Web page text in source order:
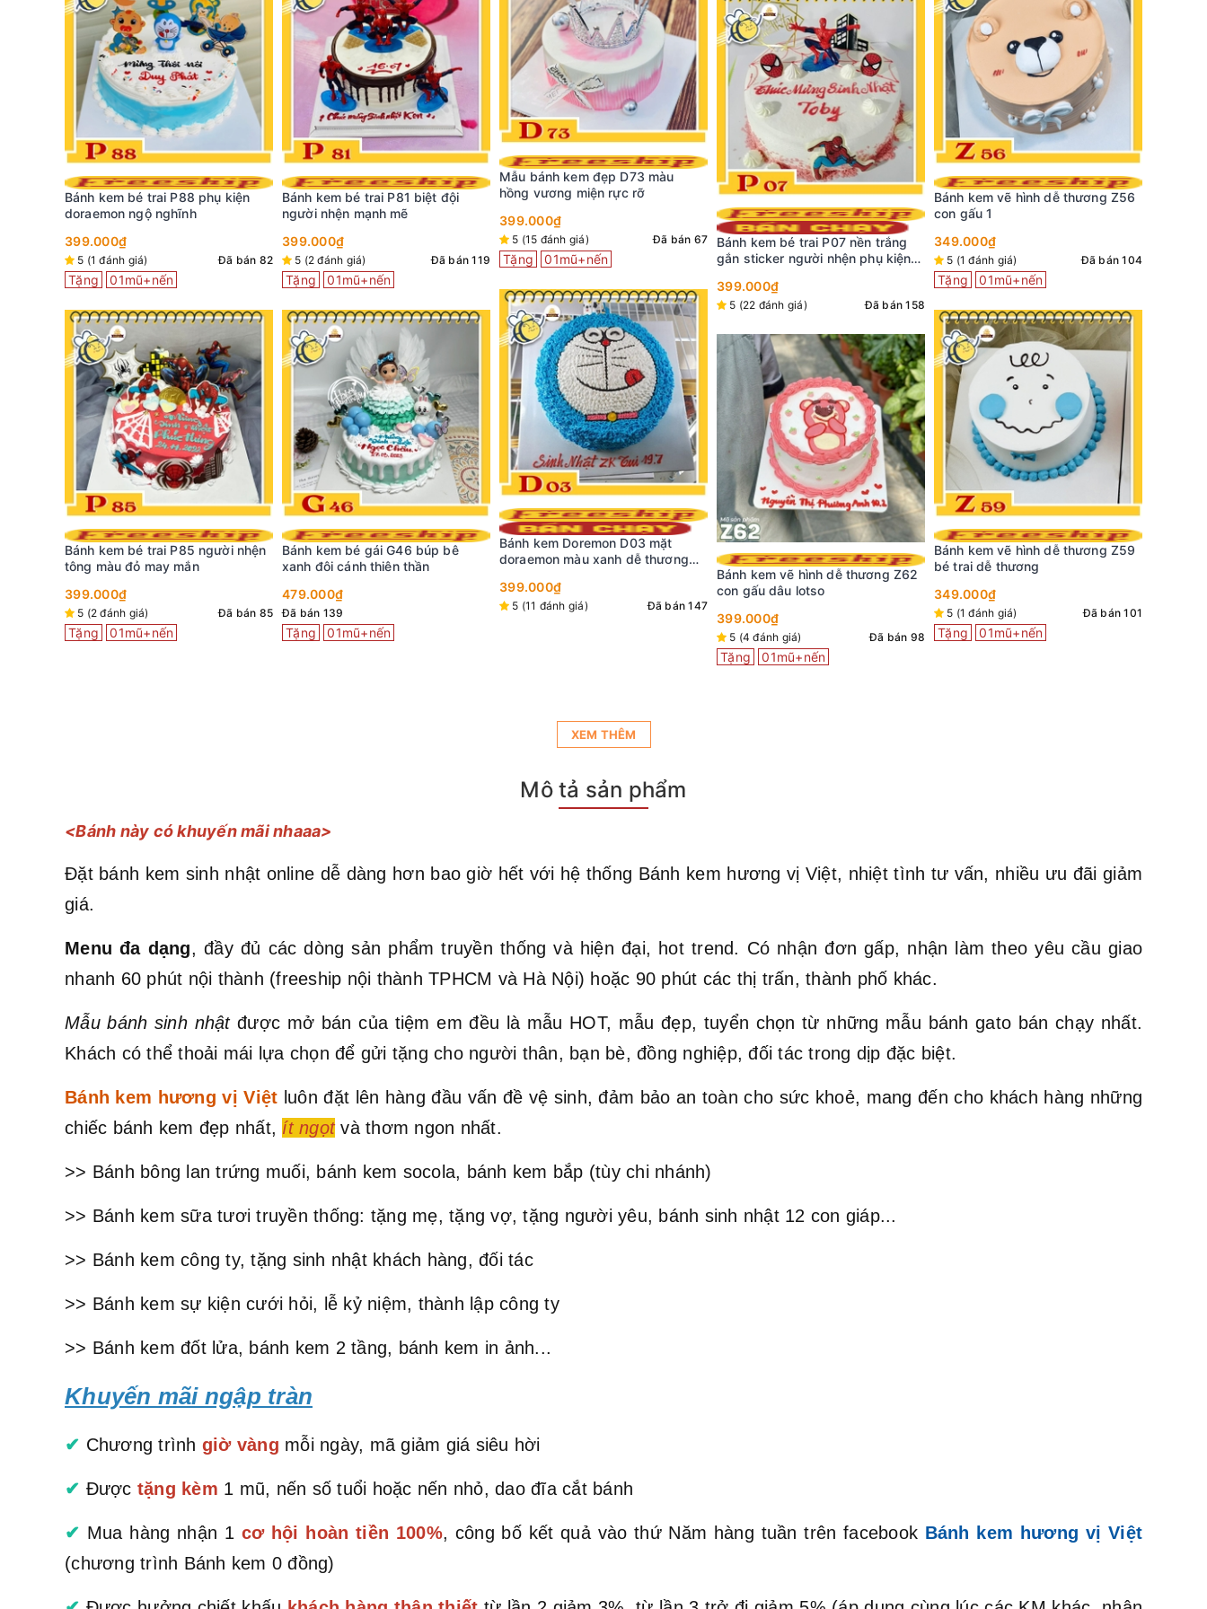
Bánh kem bé trai P81 biệt đội
người nhện mạnh mẽ
399.000₫
5 (2 đánh giá) Đã bán 119
Tặng 01mũ+nến
Bánh kem bé gái G46 búp bê
xanh đôi cánh thiên thần
479.000₫
Đã bán 139
Tặng 01mũ+nến
Mẫu bánh kem đẹp D73 màu
hồng vương miện rực rỡ
399.000₫
5 (15 đánh giá)
Tặng 01mũ+nến
Bánh kem Doremon D03 mặt
doraemon màu xanh dễ thương
ngộ nghĩnh bé thích mê
399.000₫
5 (11 đánh giá)
Bánh kem bé trai P07 nền trắng
gắn sticker người nhện phụ kiện
399.000₫
5 (22 đánh giá) Đã bán 158
con gấu dâu lotso
Bánh kem vẽ hình dễ thương Z56
con gấu 1
349.000₫
5 (1 đánh giá) Đã bán 104
Tặng 01mũ+nến
Bánh kem vẽ hình dễ thương Z59
bé trai dễ thương
349.000₫
5 (1 đánh giá)
Tặng 01mũ+nến
Bánh kem vẽ hình dễ thương Z41
349.000₫
Đã bán 99
Tặng 01mũ+nến
Bánh kem bé trai P91 người nhện
siêu anh hùng
399.000₫
Đã bán 329
XEM THÊM
Mô tả sản phẩm
<Bánh này có khuyến mãi nhaaa>
Đặt bánh kem sinh nhật online dễ dàng hơn bao giờ hết với hệ thống Bánh kem hương vị Việt, nhiệt tình tư vấn, nhiều ưu đãi giảm
giá.
Menu đa dạng, đầy đủ các dòng sản phẩm truyền thống và hiện đại, hot trend. Có nhận đơn gấp, nhận làm theo yêu cầu giao
nhanh 60 phút nội thành (freeship nội thành TPHCM và Hà Nội) hoặc 90 phút các thị trấn, thành phố khác.
Mẫu bánh sinh nhậtđược mở bán của tiệm em đều là mẫu HOT, mẫu đẹp, tuyển chọn từ những mẫu bánh gato bán chạy nhất.
Khách có thể thoải mái lựa chọn để gửi tặng cho người thân, bạn bè, đồng nghiệp, đối tác trong dịp đặc biệt.
Bánh kem hương vị Việt luôn đặt lên hàng đầu vấn đề vệ sinh, đảm bảo an toàn cho sức khoẻ, mang đến cho khách hàng những
chiếc bánh kem đẹp nhất, ít ngọtvà thơm ngon nhất.
>> Bánh bông lan trứng muối, bánh kem socola, bánh kem bắp (tùy chi nhánh)
>> Bánh kem sữa tươi truyền thống: tặng mẹ, tặng vợ, tặng người yêu, bánh sinh nhật 12 con giáp...
>> Bánh kem công ty, tặng sinh nhật khách hàng, đối tác
>> Bánh kem sự kiện cưới hỏi, lễ kỷ niệm, thành lập công ty
>> Bánh kem đốt lửa, bánh kem 2 tầng, bánh kem in ảnh...
Khuyến mãi ngập tràn
✔ Chương trình giờ vàng mỗi ngày, mã giảm giá siêu hời
✔ Được tặng kèm 1 mũ, nến số tuổi hoặc nến nhỏ, dao đĩa cắt bánh
✔ Mua hàng nhận 1 cơ hội hoàn tiền 100%, công bố kết quả vào thứ Năm hàng tuần trên facebook Bánh kem hương vị Việt
(chương trình Bánh kem 0 đồng)